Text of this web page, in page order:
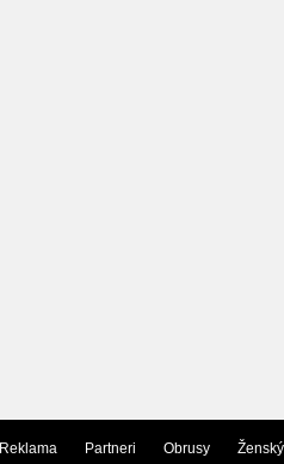
Reklama Partneri Obrusy